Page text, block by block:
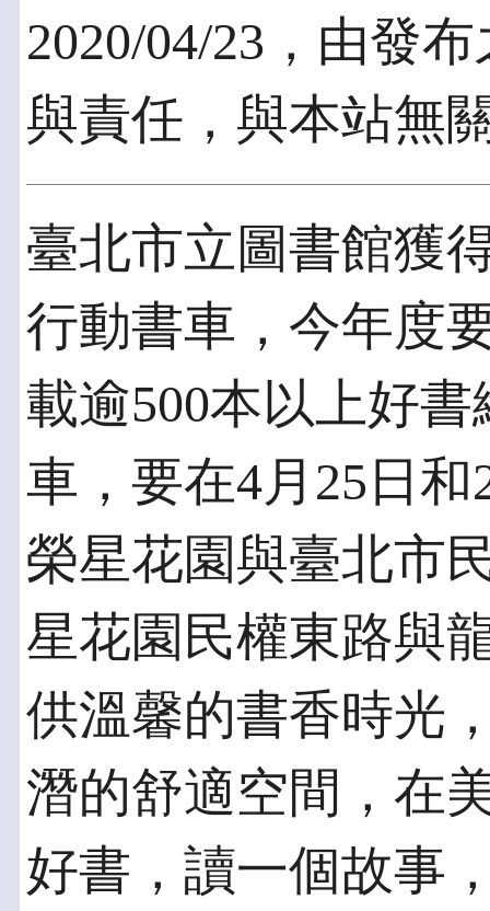
2020/04/23，由發
與責任，與本站無
臺北市立圖書館獲
行動書車，今年度
載逾500本以上好
車，要在4月25日
榮星花園與臺北市
星花園民權東路與
供溫馨的書香時光
潛的舒適空間，在
好書，讀一個故事